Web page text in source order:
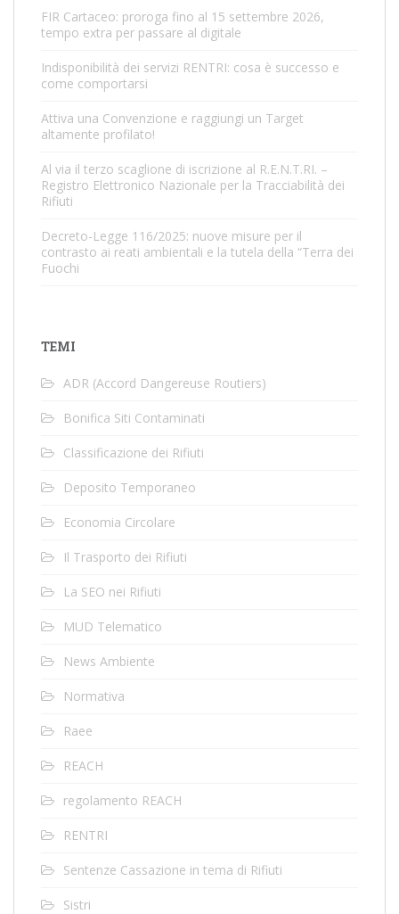
FIR Cartaceo: proroga fino al 15 settembre 2026,
tempo extra per passare al digitale
Indisponibilità dei servizi RENTRI: cosa è successo e
come comportarsi
Attiva una Convenzione e raggiungi un Target
altamente profilato!
Al via il terzo scaglione di iscrizione al R.E.N.T.RI. –
Registro Elettronico Nazionale per la Tracciabilità dei
Rifiuti
Decreto-Legge 116/2025: nuove misure per il
contrasto ai reati ambientali e la tutela della “Terra dei
Fuochi
TEMI
ADR (Accord Dangereuse Routiers)
Bonifica Siti Contaminati
Classificazione dei Rifiuti
Deposito Temporaneo
Economia Circolare
Il Trasporto dei Rifiuti
La SEO nei Rifiuti
MUD Telematico
News Ambiente
Normativa
Raee
REACH
regolamento REACH
RENTRI
Sentenze Cassazione in tema di Rifiuti
Sistri